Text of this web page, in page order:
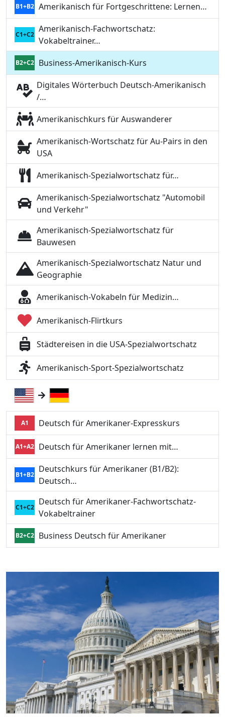
B1+B2 Amerikanisch für Fortgeschrittene: Lernen…
C1+C2
Amerikanisch-Fachwortschatz:
Vokabeltrainer…
B2+C2
Business-Amerikanisch-Kurs
Digitales Wörterbuch Deutsch-Amerikanisch
/…
Amerikanischkurs für Auswanderer
Amerikanisch-Wortschatz für Au-Pairs in den
USA
Amerikanisch-Spezialwortschatz für…
Amerikanisch-Spezialwortschatz "Automobil
und Verkehr"
Amerikanisch-Spezialwortschatz für
Bauwesen
Amerikanisch-Spezialwortschatz Natur und
Geographie
Amerikanisch-Vokabeln für Medizin…
Amerikanisch-Flirtkurs
Städtereisen in die USA-Spezialwortschatz
Amerikanisch-Sport-Spezialwortschatz
A1 Deutsch für Amerikaner-Expresskurs
A1+A2 Deutsch für Amerikaner lernen mit…
B1+B2
Deutschkurs für Amerikaner (B1/B2):
Deutsch…
C1+C2
Deutsch für Amerikaner-Fachwortschatz-
Vokabeltrainer
B2+C2 Business Deutsch für Amerikaner